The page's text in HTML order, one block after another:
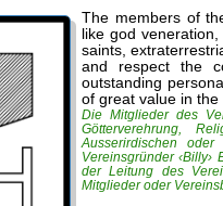
The members of
like god
saints,
and respect the
outstanding
of great value in
Die Mitglieder des
Götterverehrung,
Ausserirdischen
Vereinsgründer
der Leitung des
Mitglieder oder